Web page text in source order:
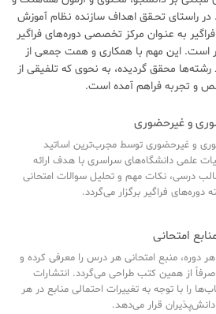
راستای تحـقق اهداف سازنده نظام آموزش
به عنـوان مرکز تخصصی دوره‌های فراگیر
است. این مهم با همکاری و همت جمعی از
محقق گردیده، به نحوی که تلفیقی از
و تجربه فراهم آمده است.
و غیرحضوری
و غیرحضوری توسط مجرب‌ترین اساتید
علمی دانشگاه‌های سراسری با هدف ارائه
درسی، نکات مهم و تحلیل سوالات امتحانی
فراگیر برگزار می‌گردد.
امتحانی
دوره، منبع امتحانی هر درس را معرفی کرده و
از همین کتب طراحی می‌گردد. انتشارات
را با توجه به تغییرات احتمالی منابع در هر
دانش‌پذیران قرار می‌دهد.